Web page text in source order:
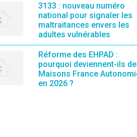
3133 : nouveau numéro
national pour signaler les
maltraitances envers les
adultes vulnérables
Réforme des EHPAD :
pourquoi deviennent-ils
Maisons France
en 2026 ?